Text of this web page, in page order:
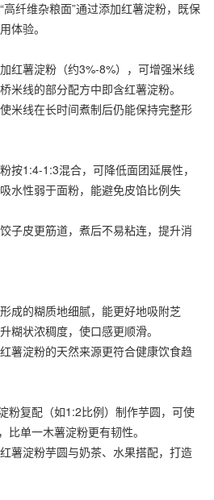
纤维杂粮面”通过添加红薯淀粉，既保
体验。
红薯淀粉（约3%-8%），可增强米线
米线的部分配方中即含红薯淀粉。
米线在长时间煮制后仍能保持完整形
按1:4-1:3混合，可降低面团延展性，
水性弱于面粉，能避免皮馅比例失
子皮更筋道，煮后不易粘连，提升消
成的糊质地细腻，能更好地吸附芝
糊状浓稠度，使口感更顺滑。
薯淀粉的天然来源更符合健康饮食趋
粉复配（如1:2比例）制作芋圆，可使
单一木薯淀粉更有韧性。
薯淀粉芋圆与奶茶、水果搭配，打造